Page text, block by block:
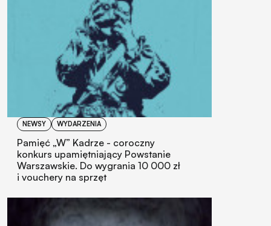
NEWSY WYDARZENIA
Pamięć „W” Kadrze - coroczny
konkurs upamiętniający Powstanie
Warszawskie. Do wygrania 10 000 zł
i vouchery na sprzęt